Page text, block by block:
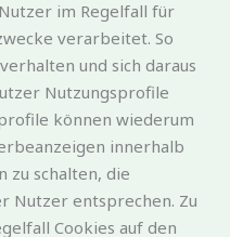
im Regelfall für
verarbeitet. So
und sich daraus
Nutzungsprofile
können wiederum
innerhalb
zu schalten, die
Nutzer entsprechen. Zu
Cookies auf den